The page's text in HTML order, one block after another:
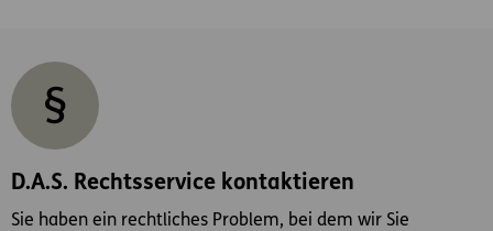
D.A.S. Rechtsservice kontaktieren
Sie haben ein rechtliches Problem, bei dem wir Sie